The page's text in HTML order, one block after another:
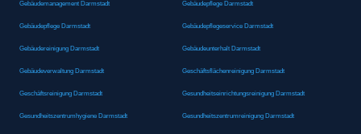
Gebäudemanagement Darmstadt Gebäudepflege Darmstadt
Gebäudepflege Darmstadt Gebäudepflegeservice Darmstadt
Gebäudereinigung Darmstadt Gebäudeunterhalt Darmstadt
Gebäudeverwaltung Darmstadt Geschäftsflächenreinigung Darmstadt
Geschäftsreinigung Darmstadt Gesundheitseinrichtungsreinigung Darmstadt
Gesundheitszentrumhygiene Darmstadt Gesundheitszentrumreinigung Darmstadt